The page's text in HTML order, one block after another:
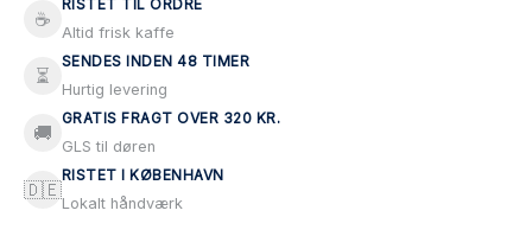
☕
RISTET TIL ORDRE
Altid frisk kaffe
⏳
SENDES INDEN 48 TIMER
Hurtig levering
🚚
GRATIS FRAGT OVER 320 KR.
GLS til døren
🇩🇪
RISTET I KØBENHAVN
Lokalt håndværk